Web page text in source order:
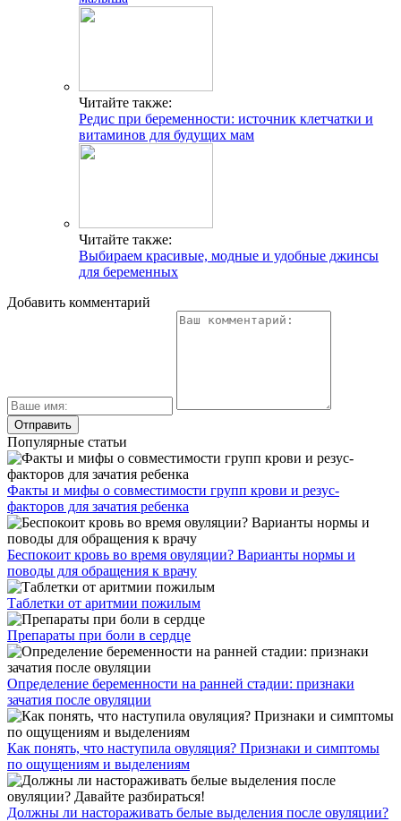
Читайте также:
Редис при беременности: источник клетчатки и
витаминов для будущих мам
Читайте также:
Выбираем красивые, модные и удобные джинсы
для беременных
Добавить комментарий
Популярные статьи
Факты и мифы о совместимости групп крови и резус-
факторов для зачатия ребенка
Беспокоит кровь во время овуляции? Варианты нормы и
поводы для обращения к врачу
Таблетки от аритмии пожилым
Препараты при боли в сердце
Определение беременности на ранней стадии: признаки
зачатия после овуляции
Как понять, что наступила овуляция? Признаки и симптомы
по ощущениям и выделениям
Должны ли настораживать белые выделения после овуляции?